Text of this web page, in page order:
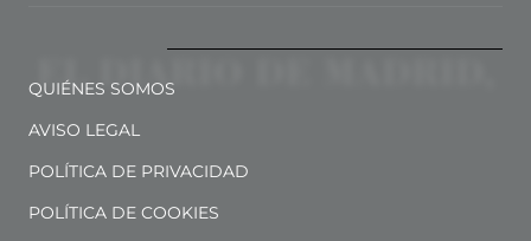
QUIÉNES SOMOS
AVISO LEGAL
POLÍTICA DE PRIVACIDAD
POLÍTICA DE COOKIES